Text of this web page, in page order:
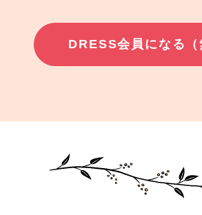
DRESS会員になる（